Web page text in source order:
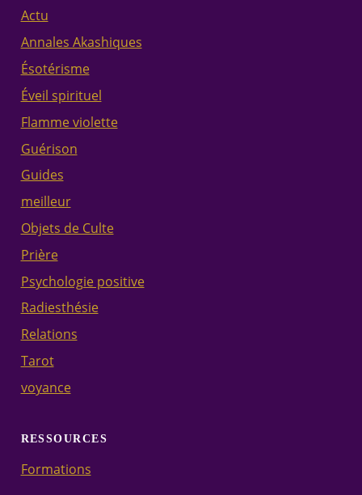
Actu
Annales Akashiques
Ésotérisme
Éveil spirituel
Flamme violette
Guérison
Guides
meilleur
Objets de Culte
Prière
Psychologie positive
Radiesthésie
Relations
Tarot
voyance
RESSOURCES
Formations